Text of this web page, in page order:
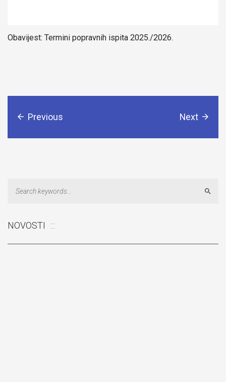
Obavijest: Termini popravnih ispita 2025./2026.
Previous Next
NOVOSTI
Odluka: Poništava se konkurentski zahtjev za dostavu ponuda